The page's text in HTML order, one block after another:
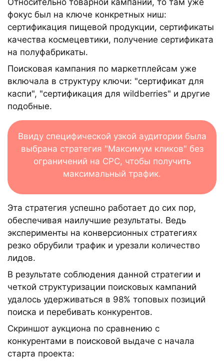
Относительно товарной кампании, то там уже
фокус был на ключе конкретных ниш:
сертификация пищевой продукции, сертификаты
качества космецевтики, получение сертификата
на полуфабрикаты.
Поисковая кампания по маркетплейсам уже
включала в структуру ключи: "сертификат для
каспи", "сертификация для wildberries" и другие
подобные.
Ввиду специфической узкой аудитории была
выбрана стратегия "Максимум кликов" без
ограничений на CPC, чтобы получить
максимальный трафик.
Эта стратегия успешно работает до сих пор,
обеспечивая наилучшие результаты. Ведь
эксперименты на конверсионных стратегиях
резко обрубили трафик и урезали количество
лидов.
В результате соблюдения данной стратегии и
четкой структуризации поисковых кампаний
удалось удерживаться в 98% топовых позиций
поиска и перебивать конкурентов.
Скриншот аукциона по сравнению с
конкурентами в поисковой выдаче с начала
старта проекта: